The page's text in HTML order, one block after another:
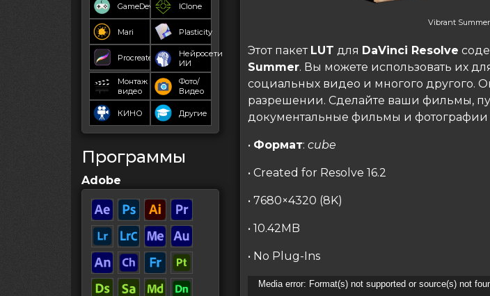
GameDev IClone
Mari Plasticity
Procreate
Нейросети
ИИ
Монтаж
видео
Фото/
Видео
КИНО Другие
Программы
Adobe
Vibrant
Этот пакет LUT для DaVinci Resolve
Summer. Вы можете использовать их
социальных видео и многого другого.
разрешении. Сделайте ваши фильмы,
документальные фильмы и
• Формат: cube
• Created for Resolve 16.2
• 7680×4320 (8K)
• 10.42MB
• No Plug-Ins
Видеоплеер
Media error: Format(s) not supported or source(s) not